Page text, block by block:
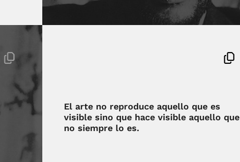
El arte no reproduce aquello que es
visible sino que hace visible aquello que
no siempre lo es.